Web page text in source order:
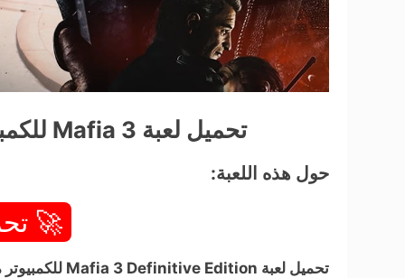
تحميل لعبة Mafia 3 للكمبيوتر مجاناً من ميديا فاير (v1.0.1)
حول هذه اللعبة:
🚀
تحميل لعبة Mafia 3 Definitive Edition للكمبيوتر من ميديا فاير مجاناً (v1.0.1)